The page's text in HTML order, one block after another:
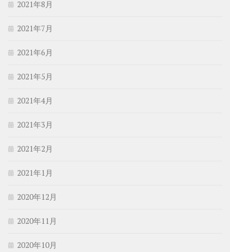
2021年8月
2021年7月
2021年6月
2021年5月
2021年4月
2021年3月
2021年2月
2021年1月
2020年12月
2020年11月
2020年10月